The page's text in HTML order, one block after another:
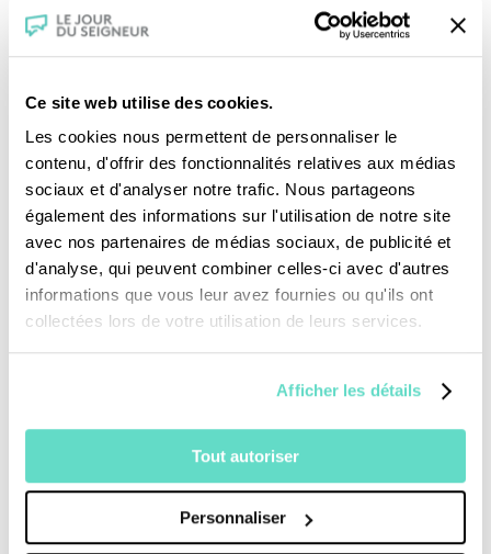
Ce site web utilise des cookies.
Les cookies nous permettent de personnaliser le
contenu, d'offrir des fonctionnalités relatives aux médias
sociaux et d'analyser notre trafic. Nous partageons
également des informations sur l'utilisation de notre site
avec nos partenaires de médias sociaux, de publicité et
d'analyse, qui peuvent combiner celles-ci avec d'autres
informations que vous leur avez fournies ou qu'ils ont
collectées lors de votre utilisation de leurs services.
Afficher les détails
Tout autoriser
Personnaliser
Je fais un don
Revoir la messe du 02 août 2026
TOUS NOS PROGRAMMES
Magazine Le Jour du Seigneur
Documentaires
Parole Inattendue
Tous Frères
Générations Laudato Si’